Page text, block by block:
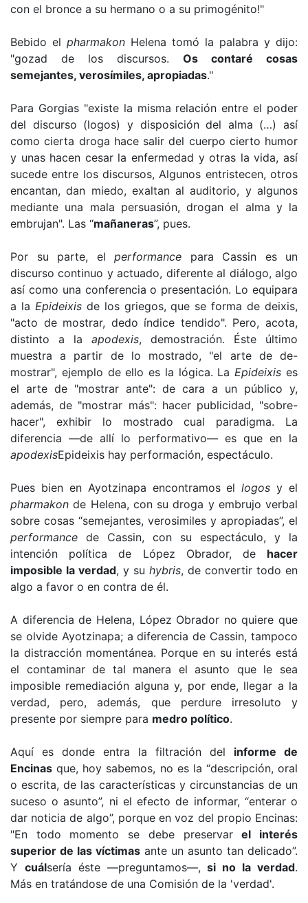
con el bronce a su hermano o a su primogénito!"
Bebido el pharmakon Helena tomó la palabra y dijo:
"gozad de los discursos. Os contaré cosas
semejantes, verosímiles, apropiadas."
Para Gorgias "existe la misma relación entre el poder
del discurso (logos) y disposición del alma (…) así
como cierta droga hace salir del cuerpo cierto humor
y unas hacen cesar la enfermedad y otras la vida, así
sucede entre los discursos, Algunos entristecen, otros
encantan, dan miedo, exaltan al auditorio, y algunos
mediante una mala persuasión, drogan el alma y la
embrujan". Las “mañaneras”, pues.
Por su parte, el performance para Cassin es un
discurso continuo y actuado, diferente al diálogo, algo
así como una conferencia o presentación. Lo equipara
a la Epideixisde los griegos, que se forma de deixis,
"acto de mostrar, dedo índice tendido". Pero, acota,
distinto a la apodexis, demostración. Éste último
muestra a partir de lo mostrado, "el arte de de-
mostrar", ejemplo de ello es la lógica. La Epideixis es
el arte de "mostrar ante": de cara a un público y,
además, de "mostrar más": hacer publicidad, "sobre-
hacer", exhibir lo mostrado cual paradigma. La
diferencia —de allí lo performativo— es que en la
apodexisEpideixis hay performación, espectáculo.
Pues bien en Ayotzinapa encontramos ellogos y el
pharmakon de Helena, con su droga y embrujo verbal
sobre cosas “semejantes, verosimiles y apropiadas”, el
performance de Cassin, con su espectáculo, y la
intención política de López Obrador, de hacer
imposible la verdad, y su hybris, de convertir todo en
algo a favor o en contra de él.
A diferencia de Helena, López Obrador no quiere que
se olvide Ayotzinapa; a diferencia de Cassin, tampoco
la distracción momentánea. Porque en su interés está
el contaminar de tal manera el asunto que le sea
imposible remediación alguna y, por ende, llegar a la
verdad, pero, además, que perdure irresoluto y
presente por siempre para medro político.
Aquí es donde entra la filtración del informe de
Encinas que, hoy sabemos, no es la “descripción, oral
o escrita, de las características y circunstancias de un
suceso o asunto”, ni el efecto de informar, “enterar o
dar noticia de algo”, porque en voz del propio Encinas:
"En todo momento se debe preservarel interés
superior de las víctimas ante un asunto tan delicado”.
Y cuálsería éste —preguntamos—,si no la verdad.
Más en tratándose de una Comisión de la 'verdad'.